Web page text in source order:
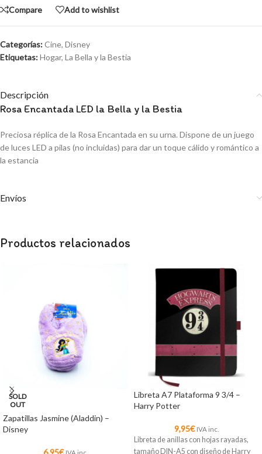
Compare Add to wishlist
Categorías:Cine, Disney
Etiquetas:Hogar, La Bella y la Bestia
Descripción
Rosa Encantada LED la Bella y la Bestia
Preciosa réplica de la Rosa Encantada en su urna. Dispone de un juego
de luces LED a pilas (no incluidas) para dar un toque cálido y romántico a
la estancia
Envíos
Productos relacionados
SOLD
OUT
Zapatillas Jasmine (Aladdin) –
Disney
Libreta A7 Plataforma 9 3/4 –
Harry Potter
9,95€ IVA inc.
Libreta de anillas con hojas rayadas,
tamaño DIN-A5 con diseño de Harry